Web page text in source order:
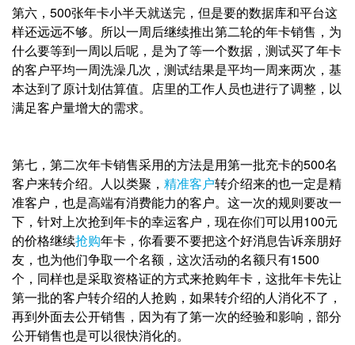
第六，500张年卡小半天就送完，但是要的数据库和平台这
样还远远不够。所以一周后继续推出第二轮的年卡销售，为
什么要等到一周以后呢，是为了等一个数据，测试买了年卡
的客户平均一周洗澡几次，测试结果是平均一周来两次，基
本达到了原计划估算值。店里的工作人员也进行了调整，以
满足客户量增大的需求。
第七，第二次年卡销售采用的方法是用第一批充卡的500名
客户来转介绍。人以类聚， 精准客户转介绍来的也一定是精
准客户，也是高端有消费能力的客户。这一次的规则要改一
下，针对上次抢到年卡的幸运客户，现在你们可以用100元
的价格继续抢购年卡，你看要不要把这个好消息告诉亲朋好
友，也为他们争取一个名额，这次活动的名额只有1500
个，同样也是采取资格证的方式来抢购年卡，这批年卡先让
第一批的客户转介绍的人抢购，如果转介绍的人消化不了，
再到外面去公开销售，因为有了第一次的经验和影响，部分
公开销售也是可以很快消化的。